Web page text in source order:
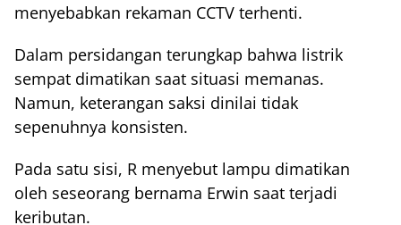
menyebabkan rekaman CCTV terhenti.
Dalam persidangan terungkap bahwa listrik
sempat dimatikan saat situasi memanas.
Namun, keterangan saksi dinilai tidak
sepenuhnya konsisten.
Pada satu sisi, R menyebut lampu dimatikan
oleh seseorang bernama Erwin saat terjadi
keributan.